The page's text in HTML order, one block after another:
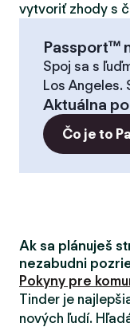
vytvoriť zhody s
Passport™
Spoj sa s
Los Angeles.
Aktuálna
Čo je to
Ak sa plánuješ
nezabudni
Pokyny pre
Tinder je
nových ľudí.